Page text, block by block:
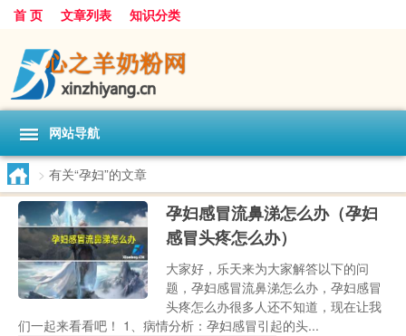
首 页 文章列表 知识分类
网站导航
> 有关“孕妇”的文章
孕妇感冒流鼻涕怎么办（孕妇
感冒头疼怎么办）
大家好，乐天来为大家解答以下的问
题，孕妇感冒流鼻涕怎么办，孕妇感冒
头疼怎么办很多人还不知道，现在让我
们一起来看看吧！ 1、病情分析：孕妇感冒引起的头...